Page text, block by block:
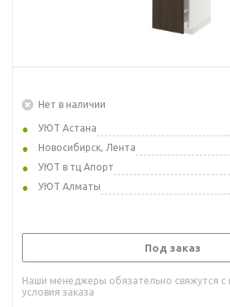
Нет в наличии
УЮТ Астана
Новосибирск, Лента
УЮТ в тц Апорт
УЮТ Алматы
Под заказ
Наши менеджеры обязательно свяжутся с
условия заказа